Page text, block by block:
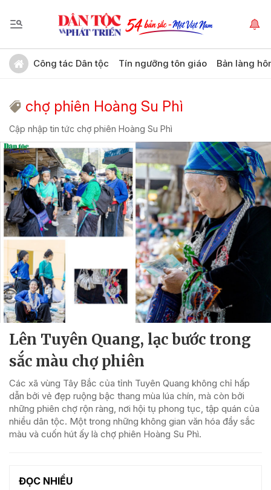
Công tác Dân tộc Tín ngưỡng tôn giáo Bản làng
chợ phiên Hoàng Su Phì
Cập nhập tin tức chợ phiên Hoàng Su Phì
Lên Tuyên Quang, lạc bước trong
sắc màu chợ phiên
Các xã vùng Tây Bắc của tỉnh Tuyên Quang không chỉ hấp
dẫn bởi vẻ đẹp ruộng bậc thang mùa lúa chín, mà còn bởi
những phiên chợ rộn ràng, nơi hội tụ phong tục, tập quán của
nhiều dân tộc. Một trong những không gian văn hóa đầy sắc
màu và cuốn hút ấy là chợ phiên Hoàng Su Phì.
ĐỌC NHIỀU